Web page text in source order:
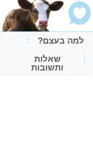
למה בעצם?
שאלות
ותשובות